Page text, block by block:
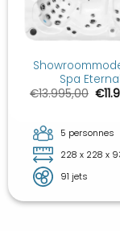
Spa Eternal
€13.995,00 Le
€
5 personnes
228 x 228 x
91 jets